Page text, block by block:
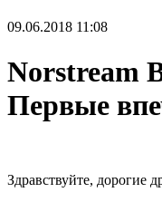
09.06.2018 11:08
Norstream
Первые
Здравствуйте, дорогие